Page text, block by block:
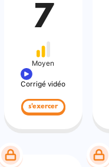
7
Moyen
Corrigé vidéo
s'exercer